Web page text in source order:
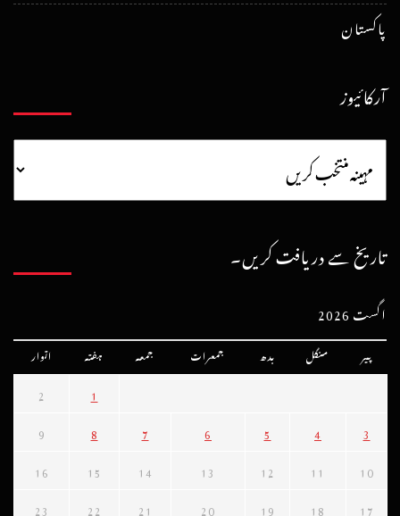
پاکستان
آرکائیوز
تاریخ سے دریافت کریں۔
اگست 2026
پیر منگل بدھ جمعرات جمعہ ہفتہ اتوار
1
2
3
4
5
6
7
8
9
10
11
12
13
14
15
16
17
18
19
20
21
22
23